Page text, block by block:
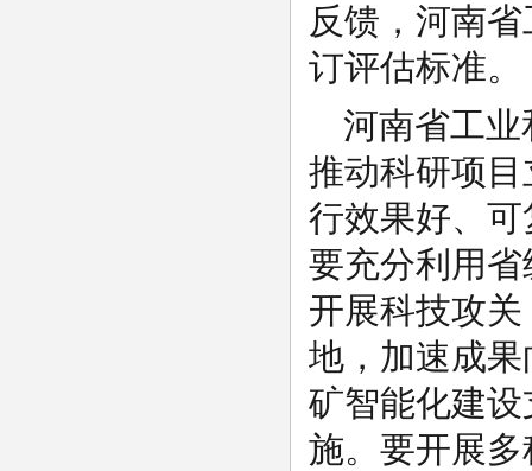
反馈，河南
订评估标准。
河南省工
推动科研项
行效果好、
要充分利用
开展科技攻
地，加速成
矿智能化建
施。要开展